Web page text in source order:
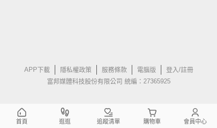
APP下載 隱私權政策 服務條款 電腦版
登入/註冊
富邦媒體科技股份有限公司 統編：27365925
首頁 逛逛 追蹤清單 購物車 會員中心